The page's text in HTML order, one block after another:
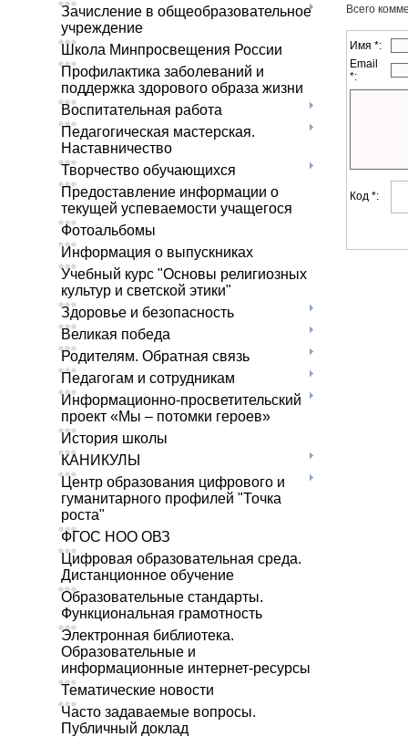
Зачисление в общеобразовательное
учреждение
Школа Минпросвещения России
Профилактика заболеваний и
поддержка здорового образа жизни
Воспитательная работа
Педагогическая мастерская.
Наставничество
Творчество обучающихся
Предоставление информации о
текущей успеваемости учащегося
Фотоальбомы
Информация о выпускниках
Учебный курс "Основы религиозных
культур и светской этики"
Здоровье и безопасность
Великая победа
Родителям. Обратная связь
Педагогам и сотрудникам
Информационно-просветительский
проект «Мы – потомки героев»
История школы
КАНИКУЛЫ
Центр образования цифрового и
гуманитарного профилей "Точка
роста"
ФГОС НОО ОВЗ
Цифровая образовательная среда.
Дистанционное обучение
Образовательные стандарты.
Функциональная грамотность
Электронная библиотека.
Образовательные и
информационные интернет-ресурсы
Тематические новости
Часто задаваемые вопросы.
Публичный доклад
Всего
Имя *:
Email
*:
Код *: